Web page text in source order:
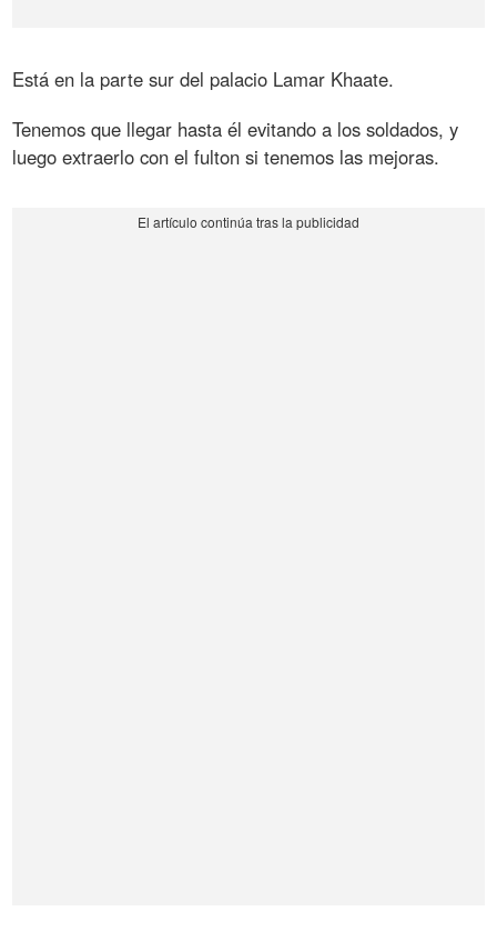
Está en la parte sur del palacio Lamar Khaate.
Tenemos que llegar hasta él evitando a los soldados, y
luego extraerlo con el fulton si tenemos las mejoras.